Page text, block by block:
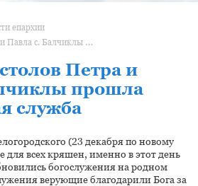
епархии
В храме апостолов Петра и Павла с. Балчиклы прошла праздничная служба
Петра и
прошла
служба
(23 декабря по новому
для всех кряшен, именно в этот день
богослужения на родном
верующие благодарили Бога за